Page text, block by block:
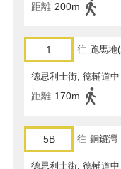
距離 200m
1 往 跑馬地
德忌利士街, 德輔道中
距離 170m
5B 往 銅鑼灣
德忌利士街, 德輔道中